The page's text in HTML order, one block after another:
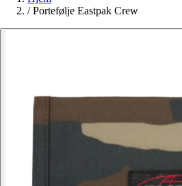
/ Portefølje Eastpak Crew